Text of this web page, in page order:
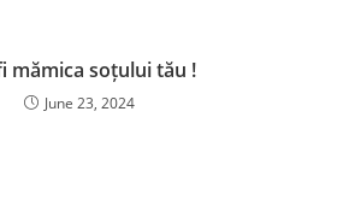
mămica soțului tău !
June 23, 2024